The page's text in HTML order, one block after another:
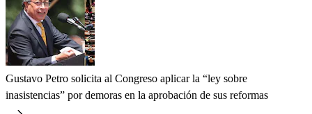
Gustavo Petro solicita al Congreso aplicar la “ley sobre
inasistencias” por demoras en la aprobación de sus reformas